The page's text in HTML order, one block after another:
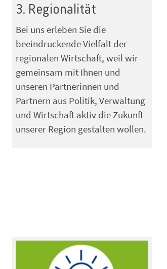
3. Regionalität
Bei uns erleben Sie die
beeindruckende Vielfalt der
regionalen Wirtschaft, weil wir
gemeinsam mit Ihnen und
unseren Partnerinnen und
Partnern aus Politik, Verwaltung
und Wirtschaft aktiv die Zukunft
unserer Region gestalten wollen.